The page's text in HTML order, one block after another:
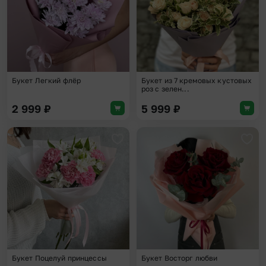
Букет Легкий флёр
2 999 ₽
Букет из 7 кремовых кустовых
роз с зелен...
5 999 ₽
Добавить в избранное
Букет Поцелуй принцессы Букет Восторг любви